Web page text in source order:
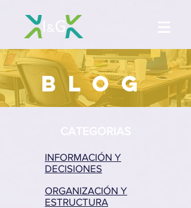
BLOG
INFORMACIÓN Y
DECISIONES
ORGANIZACIÓN Y
ESTRUCTURA